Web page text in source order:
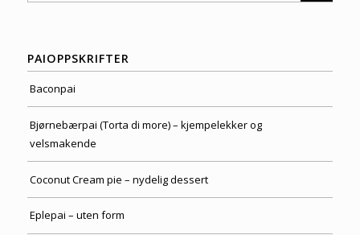
PAIOPPSKRIFTER
Baconpai
Bjørnebærpai (Torta di more) – kjempelekker og
velsmakende
Coconut Cream pie – nydelig dessert
Eplepai – uten form